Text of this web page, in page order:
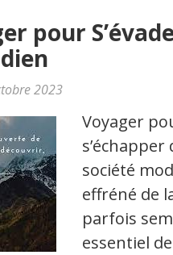
pour
2023
Voyager
société
effréné de
parfois
essentiel